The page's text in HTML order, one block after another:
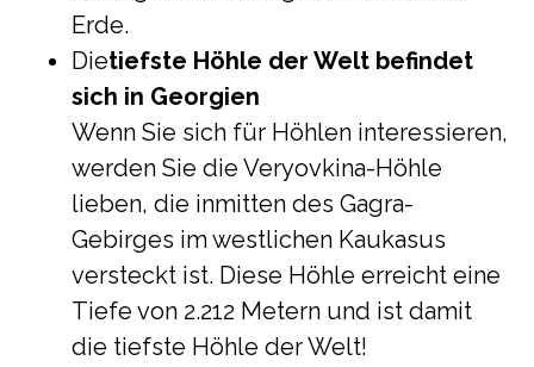
Erde.
Dietiefste Höhle der Welt befindet
sich in Georgien
Wenn Sie sich für Höhlen interessieren,
werden Sie die Veryovkina-Höhle
lieben, die inmitten des Gagra-
Gebirges im westlichen Kaukasus
versteckt ist. Diese Höhle erreicht eine
Tiefe von 2.212 Metern und ist damit
die tiefste Höhle der Welt!